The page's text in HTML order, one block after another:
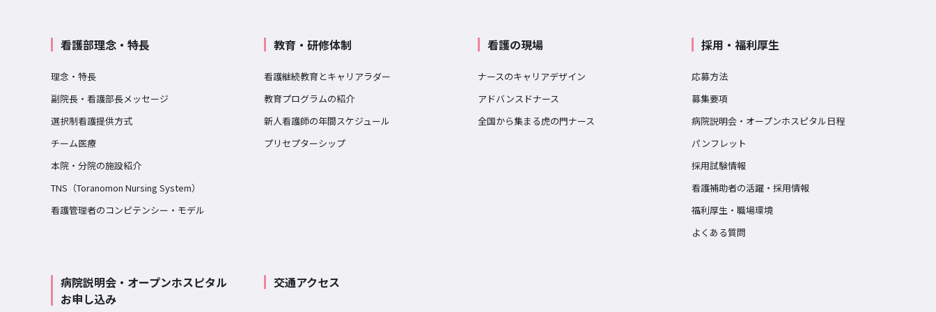
看護部理念・特長
理念・特長
副院長・看護部長メッセージ
選択制看護提供方式
チーム医療
本院・分院の施設紹介
TNS（Toranomon Nursing System）
看護管理者のコンピテンシー・モデル
教育・研修体制
看護継続教育とキャリアラダー
教育プログラムの紹介
新人看護師の年間スケジュール
プリセプターシップ
看護の現場
ナースのキャリアデザイン
アドバンスドナース
全国から集まる虎の門ナース
採用・福利厚生
応募方法
募集要項
病院説明会・オープンホスピタル日程
パンフレット
採用試験情報
看護補助者の活躍・採用情報
福利厚生・職場環境
よくある質問
病院説明会・オープンホスピタル
お申し込み
交通アクセス